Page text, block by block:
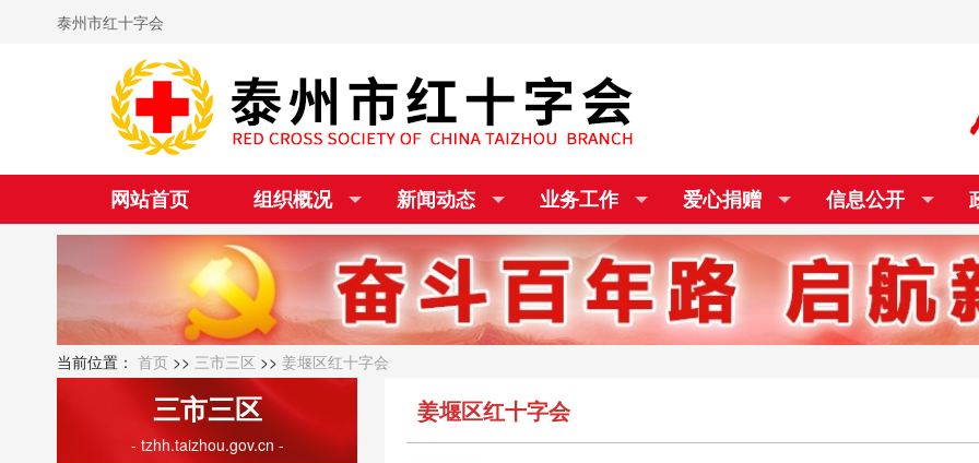
泰州市红十字会
网站首页 组织概况 新闻动态 业务工作 爱心捐赠 信息公开
当前位置： 首页 >> 三市三区 >> 姜堰区红十字会
三市三区
- tzhh.taizhou.gov.cn -
姜堰区红十字会